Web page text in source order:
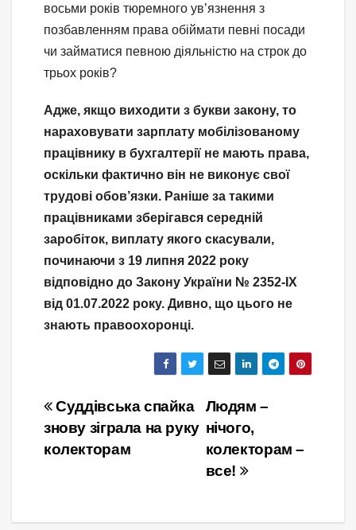
восьми років тюремного ув’язнення з
позбавленням права обіймати певні посади
чи займатися певною діяльністю на строк до
трьох років?
Адже, якщо виходити з букви закону, то
нараховувати зарплату мобілізованому
працівнику в бухгалтерії не мають права,
оскільки фактично він не виконує свої
трудові обов’язки. Раніше за такими
працівниками зберігався середній
заробіток, виплату якого скасували,
починаючи з 19 липня 2022 року
відповідно до Закону України № 2352-IX
від 01.07.2022 року. Дивно, що цього не
знають правоохоронці.
Навігація
записів
Людям –
нічого,
колекторам –
все!
Суддівська спайка
знову зіграла на руку
колекторам